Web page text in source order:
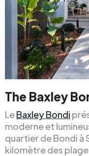
The Baxley
LeBaxley Bondi
moderne et
quartier de Bondi à
kilomètre des